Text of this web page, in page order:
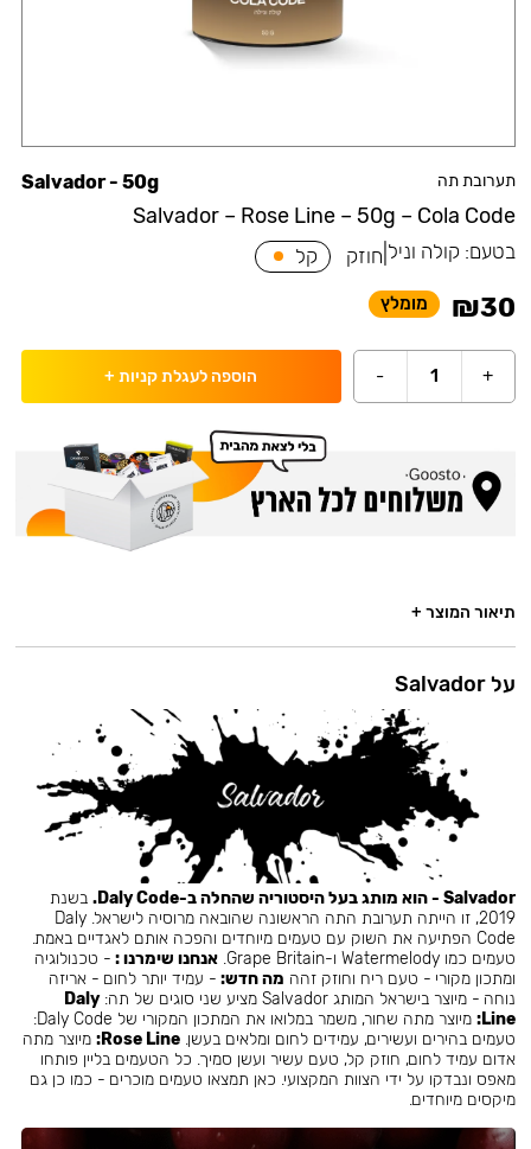
תערובת תה
Salvador – Rose Line – 50g – Cola Code
Salvador - 50g
בטעם: קולה וניל חוזק קל
₪30 מומלץ
+
1
- הוספה לעגלת קניות +
תיאור המוצר +
על Salvador
Salvador - הוא מותג בעל היסטוריה שהחלה ב-Daly Code.
בשנת
2019, זו הייתה תערובת התה הראשונה שהובאה מרוסיה לישראל. Daly
Code הפתיעה את השוק עם טעמים מיוחדים והפכה אותם לאגדיים באמת.
טעמים כמו Watermelody ו-Grape Britain.
אנחנו שימרנו : - טכנולוגיה
ומתכון מקורי - טעם ריח וחוזק זהה מה חדש: - עמיד יותר לחום - אריזה
נוחה - מיוצר בישראל המותג Salvador מציע שני סוגים של תה:
Daly
Line:
מיוצר מתה שחור, משמר במלואו את המתכון המקורי של Daly Code:
טעמים בהירים ועשירים, עמידים לחום ומלאים בעשן.Rose Line: מיוצר מתה
אדום עמיד לחום, חוזק קל, טעם עשיר ועשן סמיך. כל הטעמים בליין פותחו
מאפס ונבדקו על ידי הצוות המקצועי. כאן תמצאו טעמים מוכרים - כמו כן גם
מיקסים מיוחדים.